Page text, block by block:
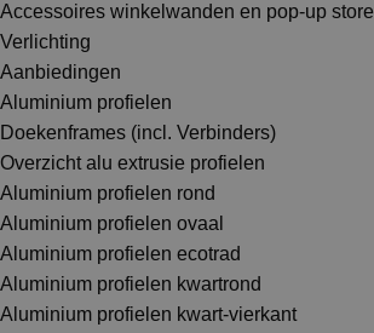
Accessoires winkelwanden en pop-up store
Verlichting
Aanbiedingen
Aluminium profielen
Doekenframes (incl. Verbinders)
Overzicht alu extrusie profielen
Aluminium profielen rond
Aluminium profielen ovaal
Aluminium profielen ecotrad
Aluminium profielen kwartrond
Aluminium profielen kwart-vierkant